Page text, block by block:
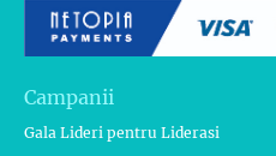
Campanii
Gala Lideri pentru Liderasi